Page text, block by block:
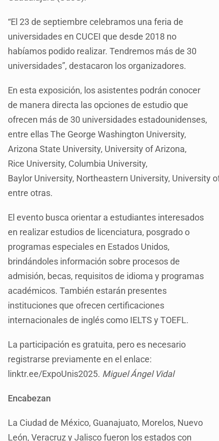
“El 23 de septiembre celebramos una feria de
universidades en CUCEI que desde 2018 no
habíamos podido realizar. Tendremos más de 30
universidades”, destacaron los organizadores.
En esta exposición, los asistentes podrán conocer
de manera directa las opciones de estudio que
ofrecen más de 30 universidades estadounidenses,
entre ellas The George Washington University,
Arizona State University, University of Arizona,
Rice University, Columbia University,
Baylor University, Northeastern University, University
entre otras.
El evento busca orientar a estudiantes interesados
en realizar estudios de licenciatura, posgrado o
programas especiales en Estados Unidos,
brindándoles información sobre procesos de
admisión, becas, requisitos de idioma y programas
académicos. También estarán presentes
instituciones que ofrecen certificaciones
internacionales de inglés como IELTS y TOEFL.
La participación es gratuita, pero es necesario
registrarse previamente en el enlace:
linktr.ee/ExpoUnis2025. Miguel Ángel Vidal
Encabezan
La Ciudad de México, Guanajuato, Morelos, Nuevo
León, Veracruz y Jalisco fueron los estados con